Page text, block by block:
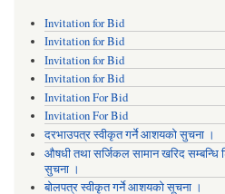
Invitation for Bid
Invitation for Bid
Invitation for Bid
Invitation for Bid
Invitation For Bid
Invitation For Bid
दरभाउपत्र स्वीकृत गर्ने आशयको सुचना ।
औषधी तथा सर्जिकल सामान खरिद सम्बन्धि
सुचना ।
बोलपत्र स्वीकृत गर्ने आशयको सूचना ।